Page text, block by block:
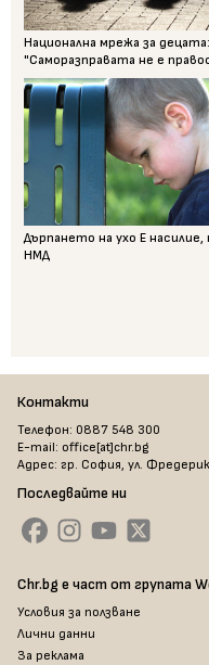
Национална мрежа за децата:
"Саморазправата не е
Дърпането на ухо Е насилие,
НМД
Контакти
Телефон: 0887 548 300
E-mail: office[at]chr.bg
Адрес: гр. София, ул.
Последвайте ни
Chr.bg е част от групата
Условия за ползване
Лични данни
За реклама